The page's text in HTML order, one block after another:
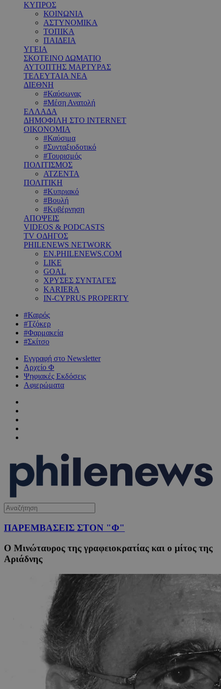
ΚΥΠΡΟΣ
ΚΟΙΝΩΝΙΑ
ΑΣΤΥΝΟΜΙΚΑ
ΤΟΠΙΚΑ
ΠΑΙΔΕΙΑ
ΥΓΕΙΑ
ΣΚΟΤΕΙΝΟ ΔΩΜΑΤΙΟ
ΑΥΤΟΠΤΗΣ ΜΑΡΤΥΡΑΣ
ΤΕΛΕΥΤΑΙΑ ΝΕΑ
ΔΙΕΘΝΗ
#Καύσωνας
#Μέση Ανατολή
ΕΛΛΑΔΑ
ΔΗΜΟΦΙΛΗ ΣΤΟ INTERNET
ΟΙΚΟΝΟΜΙΑ
#Καύσιμα
#Συνταξιοδοτικό
#Τουρισμός
ΠΟΛΙΤΙΣΜΟΣ
ΑΤΖΕΝΤΑ
ΠΟΛΙΤΙΚΗ
#Κυπριακό
#Βουλή
#Κυβέρνηση
ΑΠΟΨΕΙΣ
VIDEOS & PODCASTS
TV ΟΔΗΓΟΣ
PHILENEWS NETWORK
EN.PHILENEWS.COM
LIKE
GOAL
ΧΡΥΣΕΣ ΣΥΝΤΑΓΕΣ
KARIERA
IN-CYPRUS PROPERTY
#Καιρός
#Τζόκερ
#Φαρμακεία
#Σκίτσο
Εγγραφή στο Newsletter
Αρχείο Φ
Ψηφιακές Εκδόσεις
Αφιερώματα
ΠΑΡΕΜΒΑΣΕΙΣ ΣΤΟΝ "Φ"
Ο Μινώταυρος της γραφειοκρατίας και o μίτος της
Αριάδνης